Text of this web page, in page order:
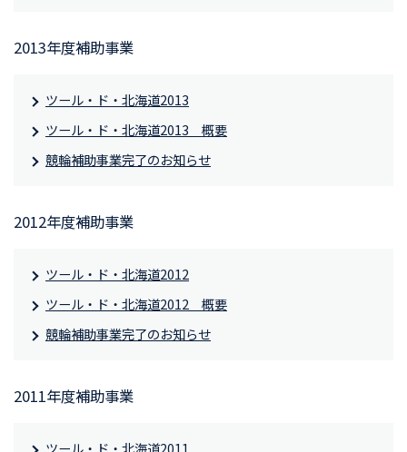
2013年度補助事業
ツール・ド・北海道2013
ツール・ド・北海道2013 概要
競輪補助事業完了のお知らせ
2012年度補助事業
ツール・ド・北海道2012
ツール・ド・北海道2012 概要
競輪補助事業完了のお知らせ
2011年度補助事業
ツール・ド・北海道2011